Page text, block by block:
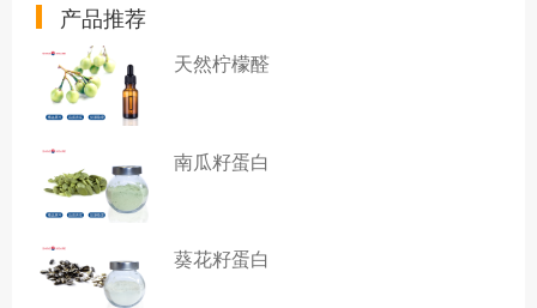
产品推荐
天然柠檬醛
南瓜籽蛋白
葵花籽蛋白